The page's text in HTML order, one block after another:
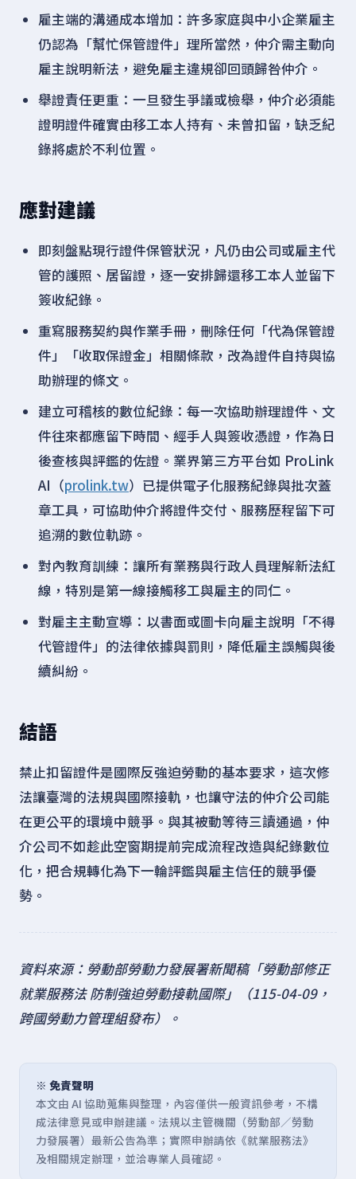
雇主端的溝通成本增加：許多家庭與中小企業雇主
仍認為「幫忙保管證件」理所當然，仲介需主動向
雇主說明新法，避免雇主違規卻回頭歸咎仲介。
舉證責任更重：一旦發生爭議或檢舉，仲介必須能
證明證件確實由移工本人持有、未曾扣留，缺乏紀
錄將處於不利位置。
應對建議
即刻盤點現行證件保管狀況，凡仍由公司或雇主代
管的護照、居留證，逐一安排歸還移工本人並留下
簽收紀錄。
重寫服務契約與作業手冊，刪除任何「代為保管證
件」「收取保證金」相關條款，改為證件自持與協
助辦理的條文。
建立可稽核的數位紀錄：每一次協助辦理證件、文
件往來都應留下時間、經手人與簽收憑證，作為日
後查核與評鑑的佐證。業界第三方平台如 ProLink
AI（prolink.tw）已提供電子化服務紀錄與批次蓋
章工具，可協助仲介將證件交付、服務歷程留下可
追溯的數位軌跡。
對內教育訓練：讓所有業務與行政人員理解新法紅
線，特別是第一線接觸移工與雇主的同仁。
對雇主主動宣導：以書面或圖卡向雇主說明「不得
代管證件」的法律依據與罰則，降低雇主誤觸與後
續糾紛。
結語
禁止扣留證件是國際反強迫勞動的基本要求，這次修
法讓臺灣的法規與國際接軌，也讓守法的仲介公司能
在更公平的環境中競爭。與其被動等待三讀通過，仲
介公司不如趁此空窗期提前完成流程改造與紀錄數位
化，把合規轉化為下一輪評鑑與雇主信任的競爭優
勢。
資料來源：勞動部勞動力發展署新聞稿「勞動部修正
就業服務法 防制強迫勞動接軌國際」（115-04-09，
跨國勞動力管理組發布）。
※ 免責聲明
本文由 AI 協助蒐集與整理，內容僅供一般資訊參考，不構
成法律意見或申辦建議。法規以主管機關（勞動部／勞動
力發展署）最新公告為準；實際申辦請依《就業服務法》
及相關規定辦理，並洽專業人員確認。